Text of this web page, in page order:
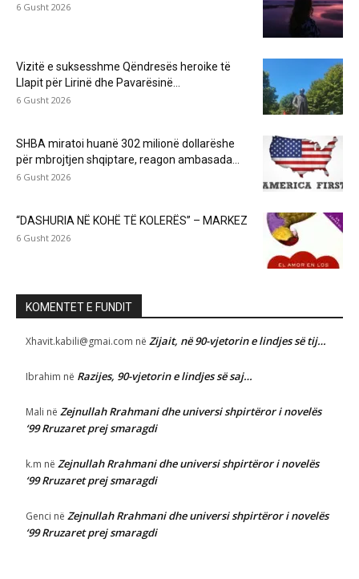
6 Gusht 2026
Vizitë e suksesshme Qëndresës heroike të
Llapit për Lirinë dhe Pavarësinë...
6 Gusht 2026
SHBA miratoi huanë 302 milionë dollarëshe
për mbrojtjen shqiptare, reagon ambasada...
6 Gusht 2026
“DASHURIA NË KOHË TË KOLERËS” – MARKEZ
6 Gusht 2026
KOMENTET E FUNDIT
Xhavit.kabili@gmai.com në Zijait, në 90-vjetorin e lindjes së tij…
Ibrahim në Razijes, 90-vjetorin e lindjes së saj…
Mali në Zejnullah Rrahmani dhe universi shpirtëror i novelës
‘99 Rruzaret prej smaragdi
k.m në Zejnullah Rrahmani dhe universi shpirtëror i novelës
‘99 Rruzaret prej smaragdi
Genci në Zejnullah Rrahmani dhe universi shpirtëror i novelës
‘99 Rruzaret prej smaragdi